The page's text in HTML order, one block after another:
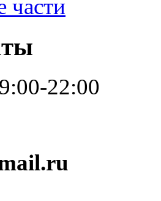
части
22:00